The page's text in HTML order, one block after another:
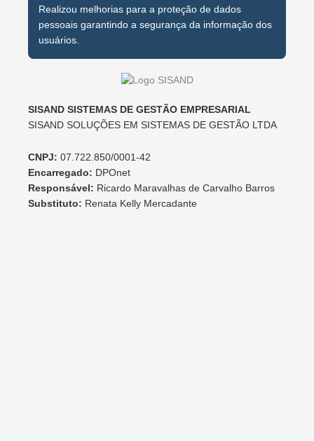
Realizou melhorias para a proteção de dados
pessoais garantindo a segurança da informação dos
usuários.
SISAND SISTEMAS DE GESTÃO EMPRESARIAL
SISAND SOLUÇÕES EM SISTEMAS DE GESTÃO LTDA
CNPJ: 07.722.850/0001-42
Encarregado: DPOnet
Responsável: Ricardo Maravalhas de Carvalho Barros
Substituto: Renata Kelly Mercadante